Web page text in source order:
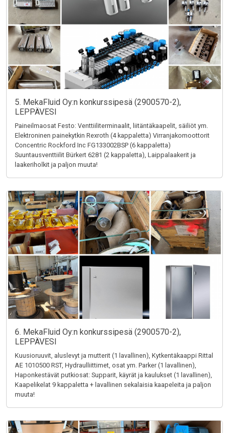
5. MekaFluid Oy:n konkurssipesä (2900570-2),
LEPPÄVESI
Paineilmaosat Festo: Venttiiliterminaalit, liitäntäkaapelit, säiliöt ym.
Elektroninen painekytkin Rexroth (4 kappaletta) Virranjakomoottorit
Concentric Rockford Inc FG133002BSP (6 kappaletta)
Suuntausventtiilit Bürkert 6281 (2 kappaletta), Laippalaakerit ja
laakeriholkit ja paljon muuta!
6. MekaFluid Oy:n konkurssipesä (2900570-2),
LEPPÄVESI
Kuusioruuvit, aluslevyt ja mutterit (1 lavallinen), Kytkentäkaappi Rittal
AE 1010500 RST, Hydraulliittimet, osat ym. Parker (1 lavallinen),
Haponkestävät putkiosat: Supparit, käyrät ja kaulukset (1 lavallinen),
Kaapelikelat 9 kappaletta + lavallinen sekalaisia kaapeleita ja paljon
muuta!